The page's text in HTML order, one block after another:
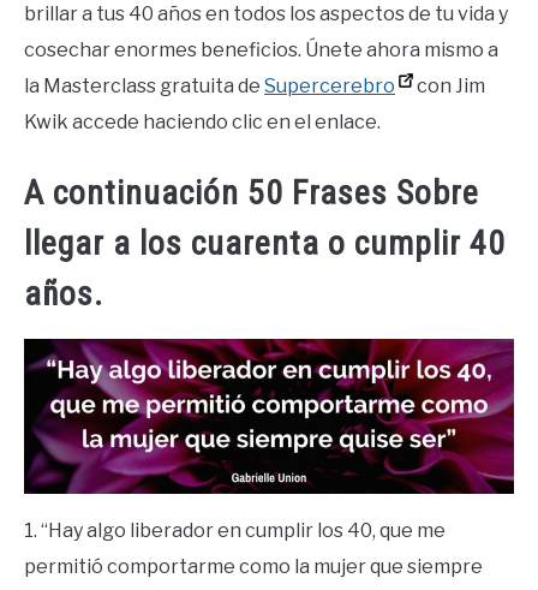
brillar a tus 40 años en todos los aspectos de tu vida y
cosechar enormes beneficios. Únete ahora mismo a
la Masterclass gratuita de Supercerebro
con Jim
Kwik accede haciendo clic en el enlace.
A continuación 50 Frases Sobre
llegar a los cuarenta o cumplir 40
años.
1. “Hay algo liberador en cumplir los 40, que me
permitió comportarme como la mujer que siempre